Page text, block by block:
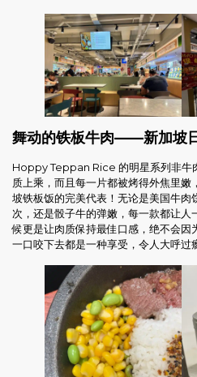
舞动的铁板牛肉——新加坡
Hoppy Teppan Rice 的明星系列非牛
质上乘，而且每一片都被烤得外焦里
坡铁板饭的完美代表！无论是美国牛肉
次，还是骰子牛的弹嫩，每一款都让人
候更是让肉质保持最佳口感，绝不会
一口咬下去都是一种享受，令人大呼过